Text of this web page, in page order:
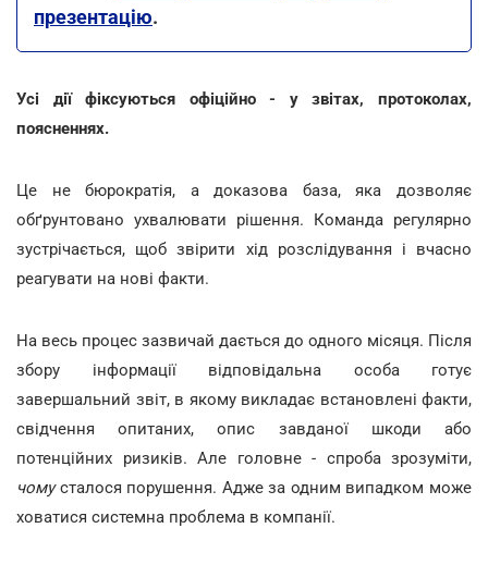
презентацію.
Усі дії фіксуються офіційно - у звітах, протоколах,
поясненнях.
Це не бюрократія, а доказова база, яка дозволяє
обґрунтовано ухвалювати рішення. Команда регулярно
зустрічається, щоб звірити хід розслідування і вчасно
реагувати на нові факти.
На весь процес зазвичай дається до одного місяця. Після
збору інформації відповідальна особа готує
завершальний звіт, в якому викладає встановлені факти,
свідчення опитаних, опис завданої шкоди або
потенційних ризиків. Але головне - спроба зрозуміти,
чомусталося порушення. Адже за одним випадком може
ховатися системна проблема в компанії.